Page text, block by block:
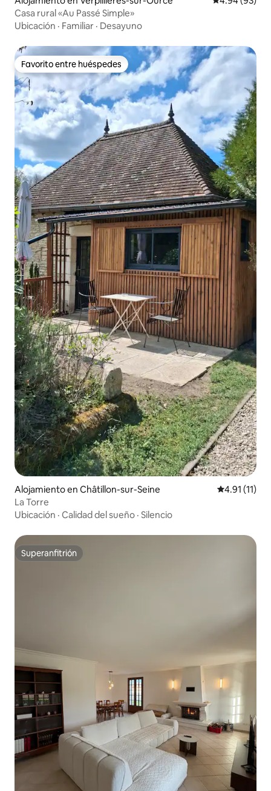
Casa rural «Au Passé Simple»
Ubicación · Familiar · Desayuno
Favorito entre huéspedes
Favorito entre huéspedes
Alojamiento en Châtillon-sur-Seine Calificación
4.91 (11)
La Torre
Ubicación · Calidad del sueño · Silencio
Superanfitrión
Superanfitrión